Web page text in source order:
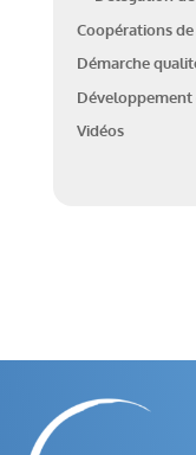
Coopérations
Démarche
Développement
Vidéos